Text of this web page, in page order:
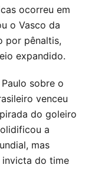
ocorreu em
o Vasco da
por pênaltis,
expandido.
sobre o
venceu
do goleiro
a
mas
invicta do time